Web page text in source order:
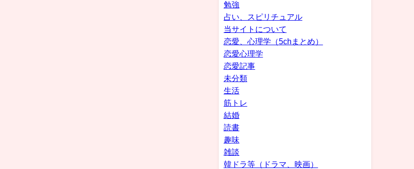
勉強
占い、スピリチュアル
当サイトについて
恋愛、心理学（5chまとめ）
恋愛心理学
恋愛記事
未分類
生活
筋トレ
結婚
読書
趣味
雑談
韓ドラ等（ドラマ、映画）